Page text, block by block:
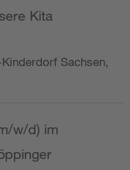
Kita
Sachsen,
w/d) im